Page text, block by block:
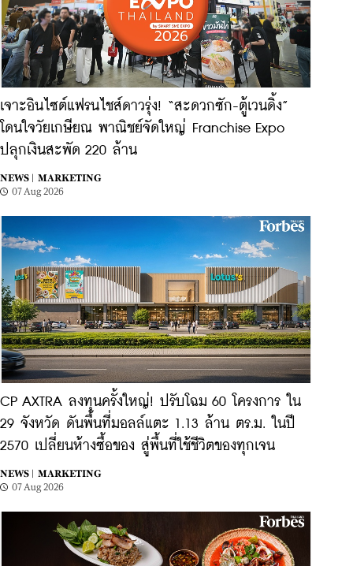
เจาะอินไซต์แฟรนไชส์ดาวรุ่ง! “สะดวกซัก-ตู้เวนดิ้ง”
โดนใจวัยเกษียณ พาณิชย์จัดใหญ่ Franchise Expo
ปลุกเงินสะพัด 220 ล้าน
NEWS |
MARKETING
07 Aug 2026
CP AXTRA ลงทุนครั้งใหญ่! ปรับโฉม 60 โครงการ ใน
29 จังหวัด ดันพื้นที่มอลล์แตะ 1.13 ล้าน ตร.ม. ในปี
2570 เปลี่ยนห้างซื้อของ สู่พื้นที่ใช้ชีวิตของทุกเจน
NEWS |
MARKETING
07 Aug 2026